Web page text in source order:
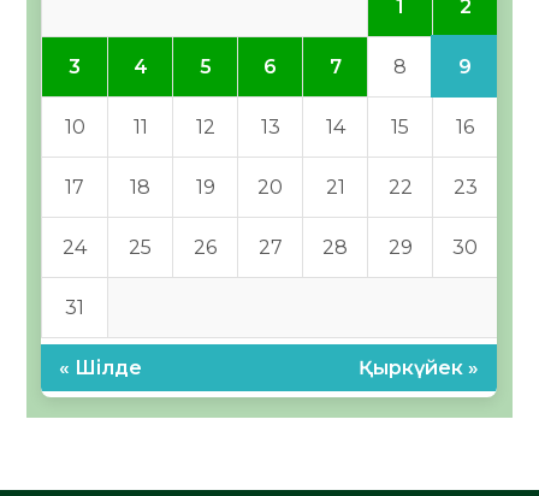
1 2
3 4 5 6 7 8 9
10 11 12 13 14 15 16
17 18 19 20 21 22 23
24 25 26 27 28 29 30
31
« Шілде Қыркүйек »